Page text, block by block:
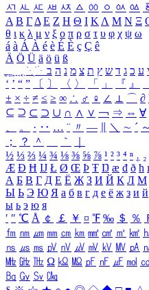
ㅺ ㅻ ㅼ ㅽ ㅾ ㅿ ㆀ ㆁ ㆂ ㆃ
Α Β ΓΔ Ε Ζ Η Θ Ι ΚΛ Μ Ν Ξ
θ ι κ λ μ ν ξ ο π ρ σ τ υ φ χ ψ ω
á à Á À é è É È ç Ç ê
Ä Ö Ü ä ö ü ß
ִֶֹ ֻּ ׁׂ י ע כ ג ד ש ץ ת צ מ נ ה ב
‘ ’ “ ” 〔 〕 〈 〉 「 」 『 』
± × ÷ ≠ ≤ ≥ ∞ ∴ ♂ ♀ ∠ ⊥ ⌒ ∂
⊆ ⊇ ⊂ ⊃ ∪ ∩ ∧ ∨ ￢ ⇒ ⇔ ∀
、
。 · ‥ … ¨ 〃 ― ＼ ∼ ´ ～
；
？ ＾ ｀
½ ⅓ ⅔ ¼ ¾ ⅛ ⅜ ⅝ ⅞ ¹ ² ³ ⁴ ⁿ ₁ ₂
Æ Ð Ħ Ĳ Ł Ø Œ Þ Ŧ Ŋ æ đ ð ħ ı
А Б В Г Д Е Ё Ж З И Й К Л М
Ы Ь Э Ю Я а б в г д е ё ж з и й
ы ь э ю я
′ ″ ℃ Å ￠ ￡ ￥ ¤ ℉ ‰ ＄ ％
㎙ ㎚ ㎛ ㎜ ㎝ ㎞ ㎟ ㎠ ㎡ ㎢
㎱ ㎲ ㎳ ㎴ ㎵ ㎶ ㎷ ㎸ ㎹ ㎀
㎒ ㎓ ㎔ Ω ㏀ ㏁ ㎊ ㎋ ㎌ ㏖ ㏅
㏃ ㏉ ㏜ ㏆